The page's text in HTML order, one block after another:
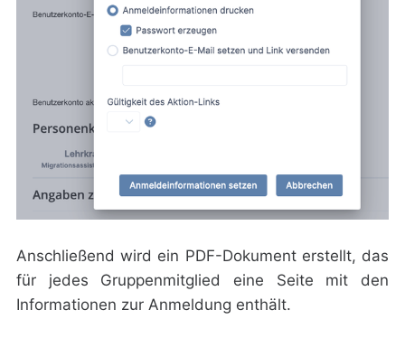
Anschließend wird ein PDF-Dokument erstellt, das
für jedes Gruppenmitglied eine Seite mit den
Informationen zur Anmeldung enthält.